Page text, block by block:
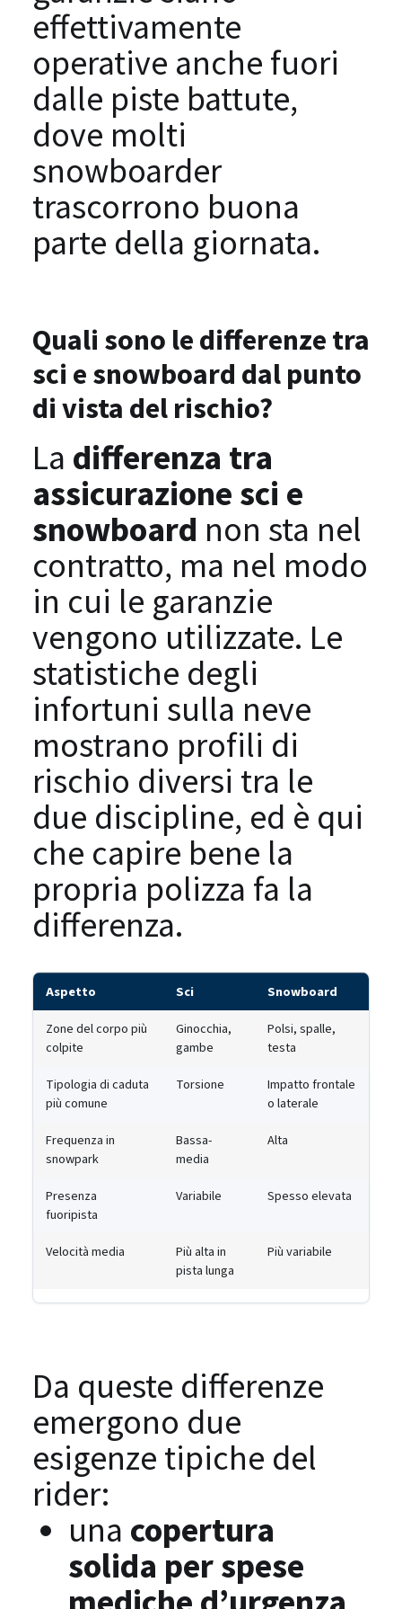
effettivamente
operative anche fuori
dalle piste battute,
dove molti
snowboarder
trascorrono buona
parte della giornata.
Quali sono le differenze tra
sci e snowboard dal punto
di vista del rischio?
La differenza tra
assicurazione sci e
snowboard non sta nel
contratto, ma nel modo
in cui le garanzie
vengono utilizzate. Le
statistiche degli
infortuni sulla neve
mostrano profili di
rischio diversi tra le
due discipline, ed è qui
che capire bene la
propria polizza fa la
differenza.
Aspetto Sci
Snowboard
Zone del corpo più
colpite
Ginocchia,
gambe
Polsi, spalle,
testa
Tipologia di caduta
più comune
Torsione
Impatto frontale
o laterale
Frequenza in
snowpark
Bassa-
media
Alta
Presenza
fuoripista
Variabile Spesso elevata
Velocità media
Più alta in
pista lunga
Più variabile
Da queste differenze
emergono due
esigenze tipiche del
rider:
una copertura
solida per spese